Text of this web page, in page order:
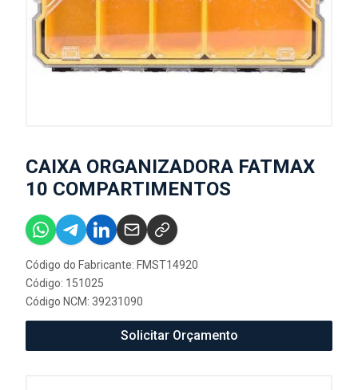
CAIXA ORGANIZADORA FATMAX
10 COMPARTIMENTOS
Código do Fabricante: FMST14920
Código: 151025
Código NCM: 39231090
Solicitar Orçamento